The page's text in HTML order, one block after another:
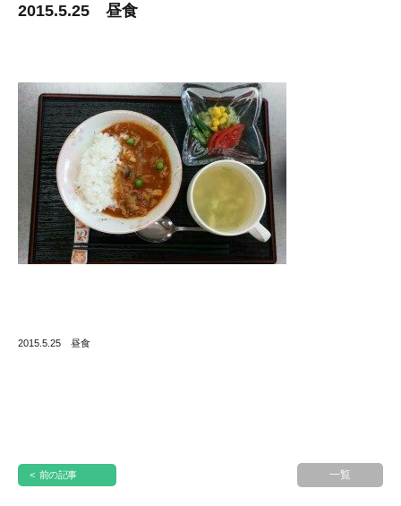
2015.5.25 昼食
2015.5.25 昼食
< 前の記事 一覧